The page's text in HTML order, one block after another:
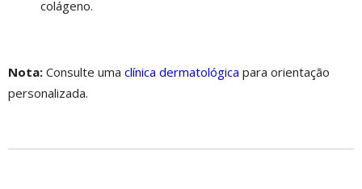
colágeno.
Nota: Consulte uma clínica dermatológica para orientação
personalizada.